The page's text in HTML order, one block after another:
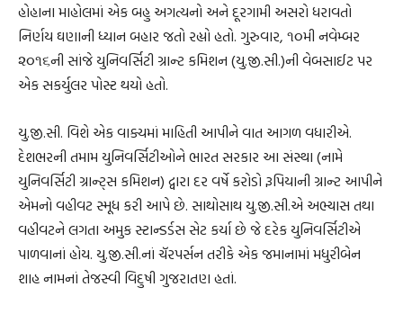
હોહાના માહોલમાં એક બહુ અગત્યનો અને દૂરગામી અસરો ધરાવતો
નિર્ણય ઘણાની ધ્યાન બહાર જતો રહ્યો હતો. ગુરુવાર, ૧૦મી નવેમ્બર
૨૦૧૬ની સાંજે યુનિવર્સિટી ગ્રાન્ટ કમિશન (યુ.જી.સી.)ની વેબસાઈટ પર
એક સકર્યુલર પોસ્ટ થયો હતો.
યુ.જી.સી. વિશે એક વાક્યમાં માહિતી આપીને વાત આગળ વધારીએ.
દેશભરની તમામ યુનિવર્સિટીઓને ભારત સરકાર આ સંસ્થા (નામે
યુનિવર્સિટી ગ્રાન્ટ્સ કમિશન) દ્વારા દર વર્ષે કરોડો રૂપિયાની ગ્રાન્ટ આપીને
એમનો વહીવટ સ્મૂધ કરી આપે છે. સાથોસાથ યુ.જી.સી.એ અભ્યાસ તથા
વહીવટને લગતા અમુક સ્ટાન્ડર્ડસ સેટ કર્યા છે જે દરેક યુનિવર્સિટીએ
પાળવાનાં હોય. યુ.જી.સી.નાં ચૅરપર્સન તરીકે એક જમાનામાં મધુરીબેન
શાહ નામનાં તેજસ્વી વિદુષી ગુજરાતણ હતાં.